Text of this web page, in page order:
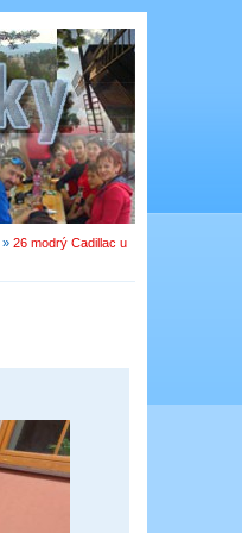
» 26 modrý Cadillac u